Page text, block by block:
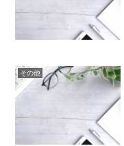
その他